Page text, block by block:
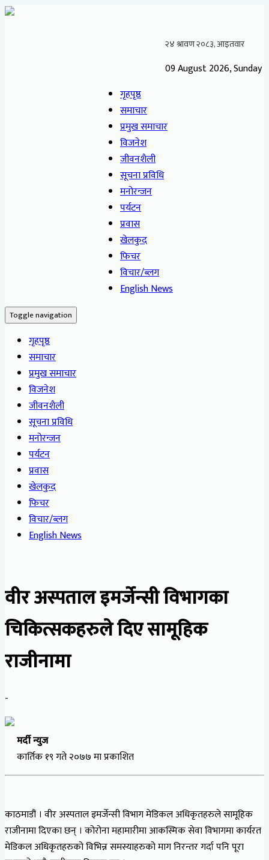
09 August 2026, Sunday
गृहपृष्ठ
समाचार
प्रमुख समाचार
विजनेश
जीवनशैली
सूचना प्रविधि
मनोरन्जन
पर्यटन
प्रवास
खेलकुद
फिचर
विचार/ब्लग
English News
Toggle navigation
गृहपृष्ठ
समाचार
प्रमुख समाचार
विजनेश
जीवनशैली
सूचना प्रविधि
मनोरन्जन
पर्यटन
प्रवास
खेलकुद
फिचर
विचार/ब्लग
English News
वीर अस्पताल इमर्जेन्सी विभागका
चिकित्सकहरुले दिए सामूहिक
राजीनामा
-
मर्दी न्युज
कार्तिक १९ गते २०७७ मा प्रकाशित
काठमाडौं । वीर अस्पताल इमर्जेन्सी विभाग मेडिकल अधिकृतहरुले सामूहिक
राजीनामा दिएका छन् । कोरोना महामारीमा आकस्मिक सेवा विभागमा कार्यरत
मेडिकल अधिकृतहरुको विभिन्न समस्याहरुको माग निरन्तर गर्दा पनि पूरा